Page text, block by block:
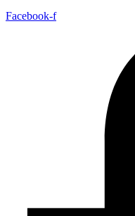
Facebook-f